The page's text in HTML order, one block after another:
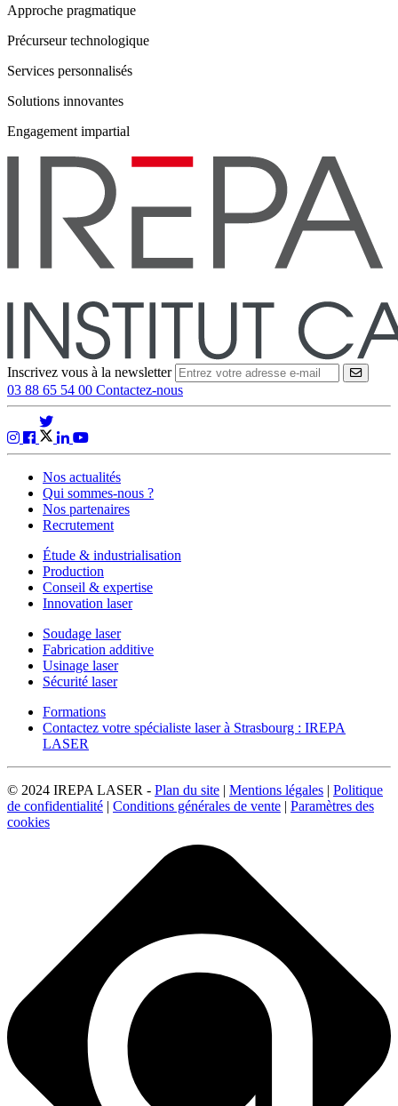
Approche pragmatique
Précurseur technologique
Services personnalisés
Solutions innovantes
Engagement impartial
Inscrivez vous à la newsletter
03 88 65 54 00 Contactez-nous
Nos actualités
Qui sommes-nous ?
Nos partenaires
Recrutement
Étude & industrialisation
Production
Conseil & expertise
Innovation laser
Soudage laser
Fabrication additive
Usinage laser
Sécurité laser
Formations
Contactez votre spécialiste laser à Strasbourg : IREPA
LASER
© 2024 IREPA LASER - Plan du site | Mentions légales | Politique
de confidentialité | Conditions générales de vente | Paramètres des
cookies